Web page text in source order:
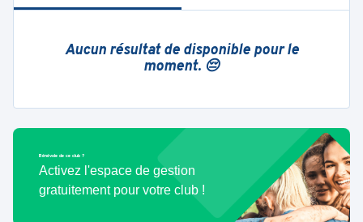
Aucun résultat de disponible pour le
moment. 😔
Bénévole de ce club ?
Activez l'espace de gestion
gratuitement pour votre club !